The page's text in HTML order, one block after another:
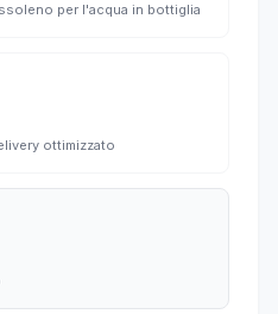
per l'acqua in bottiglia
ottimizzato